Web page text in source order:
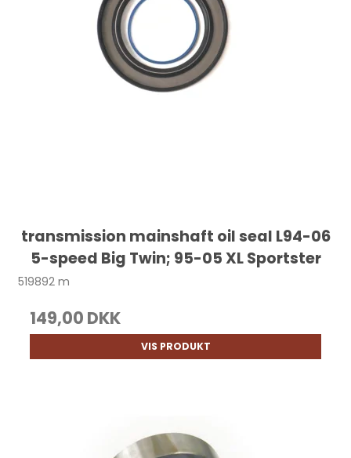
transmission mainshaft oil seal L94-06
5-speed Big Twin; 95-05 XL Sportster
519892 m
149,00 DKK
VIS PRODUKT